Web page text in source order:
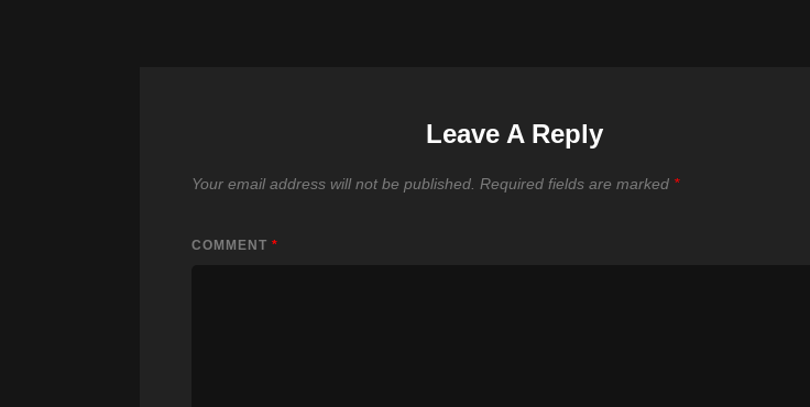
Leave A Reply
Your email address will not be published. Required fields are marked *
COMMENT*